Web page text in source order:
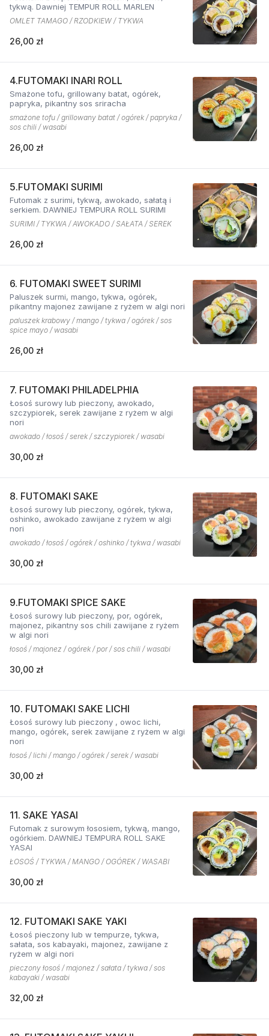
tykwą. Dawniej TEMPUR ROLL MARLEN
OMLET TAMAGO / RZODKIEW / TYKWA
26,00 zł
4.FUTOMAKI INARI ROLL
Smażone tofu, grillowany batat, ogórek,
papryka, pikantny sos sriracha
smażone tofu / grillowany batat / ogórek / papryka /
sos chili / wasabi
26,00 zł
5.FUTOMAKI SURIMI
Futomak z surimi, tykwą, awokado, sałatą i
serkiem. DAWNIEJ TEMPURA ROLL SURIMI
SURIMI / TYKWA / AWOKADO / SAŁATA / SEREK
26,00 zł
6. FUTOMAKI SWEET SURIMI
Paluszek surmi, mango, tykwa, ogórek,
pikantny majonez zawijane z ryżem w algi nori
paluszek krabowy / mango / tykwa / ogórek / sos
spice mayo / wasabi
26,00 zł
7. FUTOMAKI PHILADELPHIA
Łosoś surowy lub pieczony, awokado,
szczypiorek, serek zawijane z ryżem w algi
nori
awokado / łosoś / serek / szczypiorek / wasabi
30,00 zł
8. FUTOMAKI SAKE
Łosoś surowy lub pieczony, ogórek, tykwa,
oshinko, awokado zawijane z ryżem w algi
nori
awokado / łosoś / ogórek / oshinko / tykwa / wasabi
30,00 zł
9.FUTOMAKI SPICE SAKE
Łosoś surowy lub pieczony, por, ogórek,
majonez, pikantny sos chili zawijane z ryżem
w algi nori
łosoś / majonez / ogórek / por / sos chili / wasabi
30,00 zł
10. FUTOMAKI SAKE LICHI
Łosoś surowy lub pieczony , owoc lichi,
mango, ogórek, serek zawijane z ryżem w algi
nori
łosoś / lichi / mango / ogórek / serek / wasabi
30,00 zł
11. SAKE YASAI
Futomak z surowym łososiem, tykwą, mango,
ogórkiem. DAWNIEJ TEMPURA ROLL SAKE
YASAI
ŁOSOŚ / TYKWA / MANGO / OGÓREK / WASABI
30,00 zł
12. FUTOMAKI SAKE YAKI
Łosoś pieczony lub w tempurze, tykwa,
sałata, sos kabayaki, majonez, zawijane z
ryżem w algi nori
pieczony łosoś / majonez / sałata / tykwa / sos
kabayaki / wasabi
32,00 zł